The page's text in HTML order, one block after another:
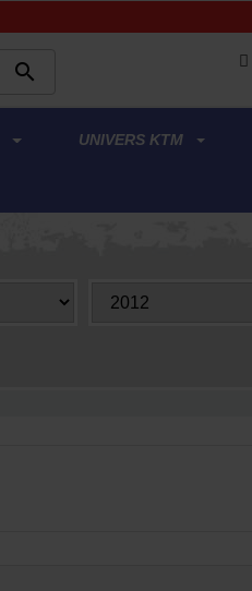

UNIVERS KTM